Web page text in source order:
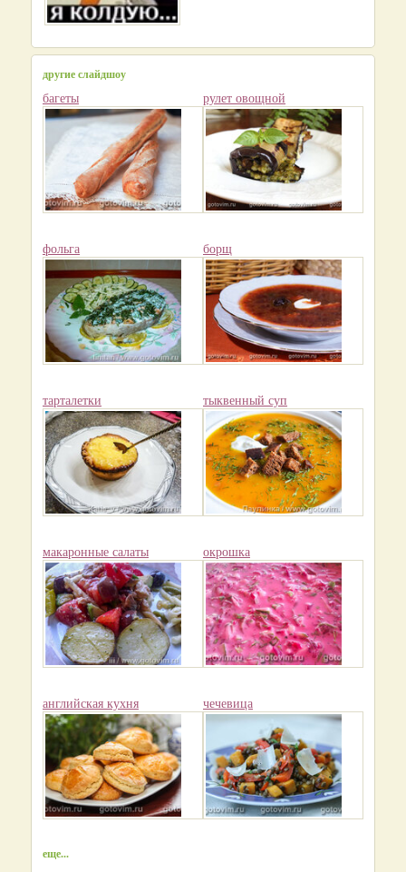
другие слайдшоу
багеты рулет овощной
фольга борщ
тарталетки тыквенный суп
макаронные салаты окрошка
английская кухня чечевица
еще...